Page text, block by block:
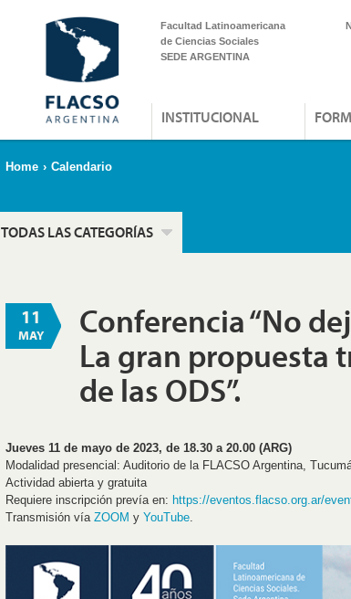
Facultad Latinoamericana
de Ciencias Sociales
SEDE ARGENTINA
INSTITUCIONAL
Home › Calendario
TODAS LAS CATEGORÍAS
11
MAY
Conferencia “No
La gran propuesta
de las ODS”.
Jueves 11 de mayo de 2023, de 18.30 a 20.00 (ARG)
Modalidad presencial: Auditorio de la FLACSO Argentina,
Actividad abierta y gratuita
Requiere inscripción prevía en: https://eventos.flacso.org.ar/
Transmisión vía ZOOM y YouTube.